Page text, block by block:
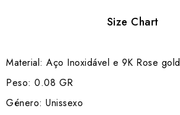
Size Chart
Material: Aço Inoxidável e 9K Rose gold
Peso: 0.08 GR
Género: Unissexo